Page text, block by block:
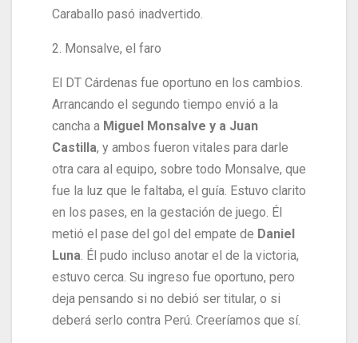
Caraballo pasó inadvertido.
2. Monsalve, el faro
El DT Cárdenas fue oportuno en los cambios.
Arrancando el segundo tiempo envió a la
cancha a Miguel Monsalve y a Juan
Castilla, y ambos fueron vitales para darle
otra cara al equipo, sobre todo Monsalve, que
fue la luz que le faltaba, el guía. Estuvo clarito
en los pases, en la gestación de juego. Él
metió el pase del gol del empate de Daniel
Luna. Él pudo incluso anotar el de la victoria,
estuvo cerca. Su ingreso fue oportuno, pero
deja pensando si no debió ser titular, o si
deberá serlo contra Perú. Creeríamos que sí.